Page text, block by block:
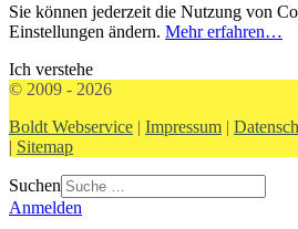
Sie können jederzeit die Nutzung von
Einstellungen ändern. Mehr erfahren…
Ich verstehe
© 2009 - 2026
Boldt Webservice
Impressum
Sitemap
Suchen
Anmelden